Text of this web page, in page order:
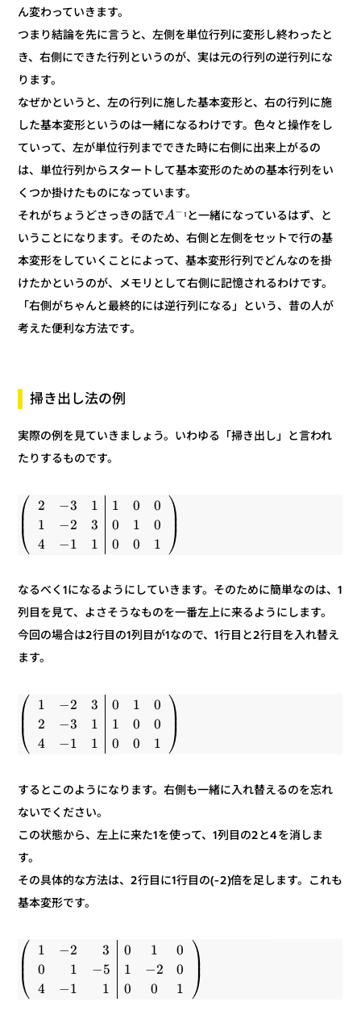
ん変わっていきます。
つまり結論を先に言うと、左側を単位行列に変形し終わったと
き、右側にできた行列というのが、実は元の行列の逆行列にな
ります。
なぜかというと、左の行列に施した基本変形と、右の行列に施
した基本変形というのは一緒になるわけです。色々と操作をし
ていって、左が単位行列までできた時に右側に出来上がるの
は、単位行列からスタートして基本変形のための基本行列をい
くつか掛けたものになっています。
それがちょうどさっきの話でA−¹と一緒になっているはず、と
いうことになります。そのため、右側と左側をセットで行の基
本変形をしていくことによって、基本変形行列でどんなのを掛
けたかというのが、メモリとして右側に記憶されるわけです。
「右側がちゃんと最終的には逆行列になる」という、昔の人が
考えた便利な方法です。
掃き出し法の例
実際の例を見ていきましょう。いわゆる「掃き出し」と言われ
たりするものです。
⎛
⎝
⎜⎜
2
1
4
−3
−2
−1
1
3
1
1
0
0
0
1
0
0
0
1
⎞
⎠
⎟⎟
なるべく1になるようにしていきます。そのために簡単なのは、1
列目を見て、よさそうなものを一番左上に来るようにします。
今回の場合は2行目の1列目が1なので、1行目と2行目を入れ替え
ます。
⎛
⎝
⎜⎜
1
2
4
−2
−3
−1
3
1
1
0
1
0
1
0
0
0
0
1
⎞
⎠
⎟⎟
するとこのようになります。右側も一緒に入れ替えるのを忘れ
ないでください。
この状態から、左上に来た1を使って、1列目の2と4を消しま
す。
その具体的な方法は、2行目に1行目の(-2)倍を足します。これも
基本変形です。
⎛
⎝
⎜⎜
1
0
4
−2
1
−1
3
−5
1
0
1
0
1
−2
0
0
0
1
⎞
⎠
⎟⎟